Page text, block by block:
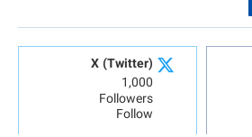
X (Twitter)
1,000
Followers
Follow